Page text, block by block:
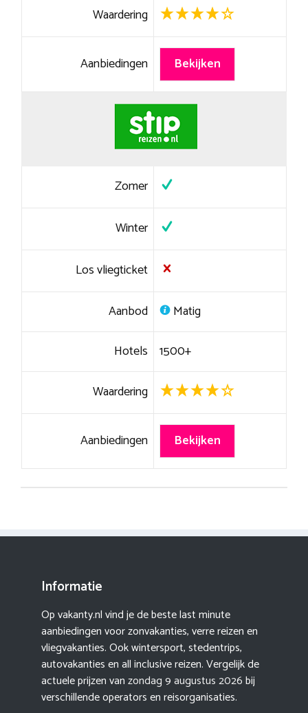
Waardering
Aanbiedingen Bekijken
Zomer
Winter
Los vliegticket
Aanbod
Matig
Hotels 1500+
Waardering
Aanbiedingen Bekijken
Informatie
Op vakanty.nl vind je de beste last minute
aanbiedingen voor zonvakanties, verre reizen en
vliegvakanties. Ook wintersport, stedentrips,
autovakanties en all inclusive reizen. Vergelijk de
actuele prijzen vanzondag 9 augustus 2026bij
verschillende operators en reisorganisaties.